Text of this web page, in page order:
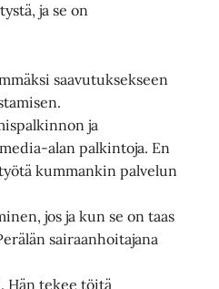
ja se on
saavutuksekseen
ja
alan palkintoja. En
kummankin palvelun
jos ja kun se on taas
sairaanhoitajana
Hän tekee töitä